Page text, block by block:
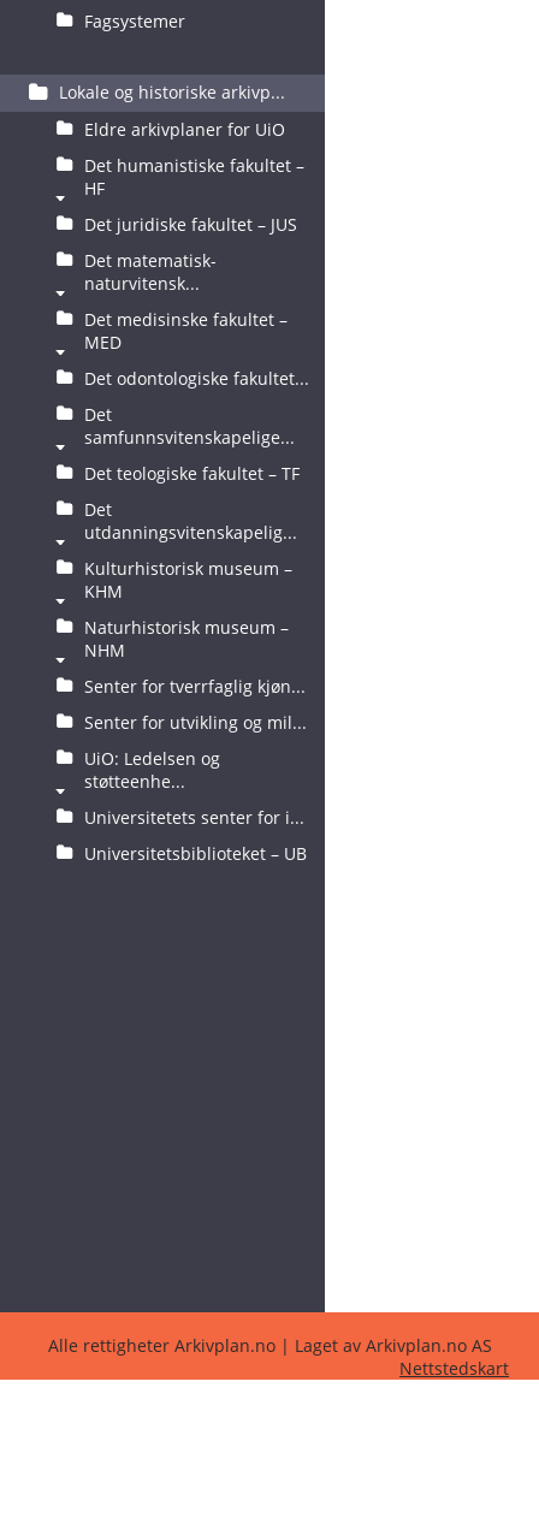
Fagsystemer
Lokale og historiske arkivp...
Eldre arkivplaner for UiO
Det humanistiske fakultet –
HF
Det juridiske fakultet – JUS
Det matematisk-
naturvitensk...
Det medisinske fakultet –
MED
Det odontologiske fakultet...
Det
samfunnsvitenskapelige...
Det teologiske fakultet – TF
Det
utdanningsvitenskapelig...
Kulturhistorisk museum –
KHM
Naturhistorisk museum –
NHM
Senter for tverrfaglig kjøn...
Senter for utvikling og mil...
UiO: Ledelsen og
støtteenhe...
Universitetets senter for i...
Universitetsbiblioteket – UB
Alle rettigheter Arkivplan.no | Laget av Arkivplan.no AS
Nettstedskart